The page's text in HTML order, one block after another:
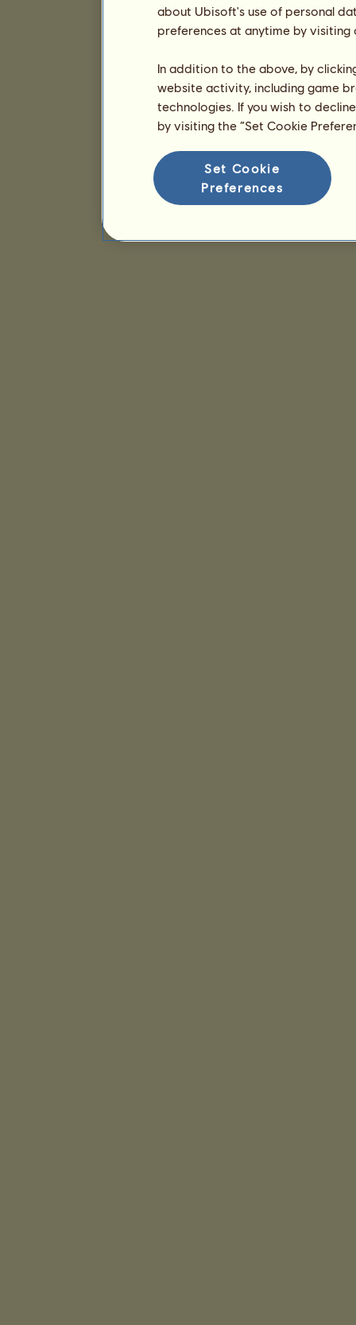
about Ubisoft's use of personal
preferences at anytime by
In addition to the above, by
website activity, including game
technologies. If you wish to
by visiting the “Set Cookie
Set Cookie
Preferences